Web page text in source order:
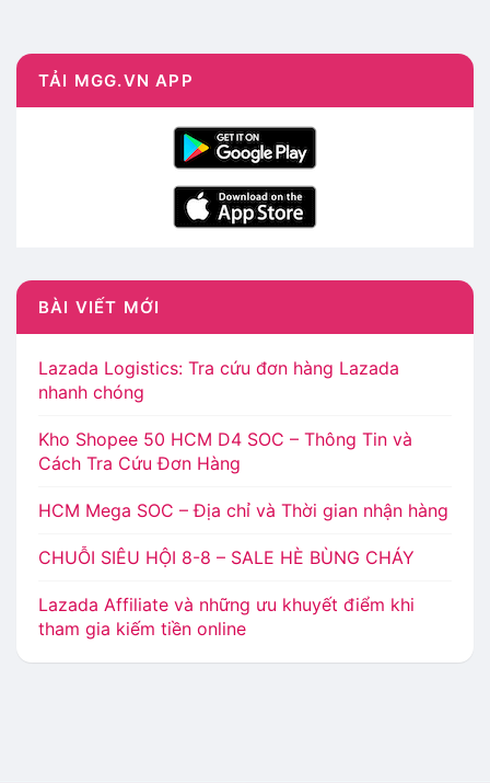
TẢI MGG.VN APP
BÀI VIẾT MỚI
Lazada Logistics: Tra cứu đơn hàng Lazada
nhanh chóng
Kho Shopee 50 HCM D4 SOC – Thông Tin và
Cách Tra Cứu Đơn Hàng
HCM Mega SOC – Địa chỉ và Thời gian nhận hàng
CHUỖI SIÊU HỘI 8-8 – SALE HÈ BÙNG CHÁY
Lazada Affiliate và những ưu khuyết điểm khi
tham gia kiếm tiền online